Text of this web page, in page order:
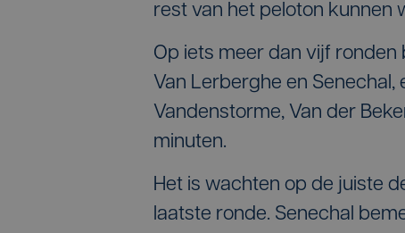
rest van het peloton kunnen
Op iets meer dan vijf ronden
Van Lerberghe en Senechal,
Vandenstorme, Van der
minuten.
Het is wachten op de juiste
laatste ronde. Senechal